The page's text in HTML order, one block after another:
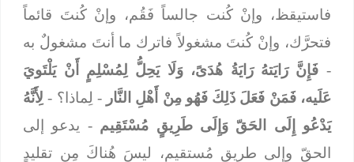
فاستيقظ، وإنْ كُنت جالساً فَقُم، وإنْ كُنتَ قائماً
فتحرَّك، وإنْ كُنتَ مشغولاً فاترك ما أنتَ مشغولٌ به
فَإِنَّ رَايَتهُ رَايَةُ هُدَىً، وَلَا يَحِلُّ لِمُسْلِمٍ أَنْ يَلْتَويَ
عَلَيه، فَمَنْ فَعَلَ ذَلِكَ فَهُو مِنْ أَهْلِ النَّار- لِماذا؟ -لِأَنَّهُ
يَدْعُو إِلَى الحَقّ وَإِلَى طَرِيقٍ مُسْتَقِيم - يدعو إلى
الحقّ وإلى طريقٍ مُستقيم، ليسَ هُناكَ مِن تقليدٍ